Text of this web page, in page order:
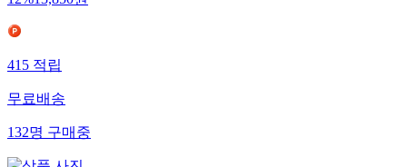
415적립
무료배송
132명구매중